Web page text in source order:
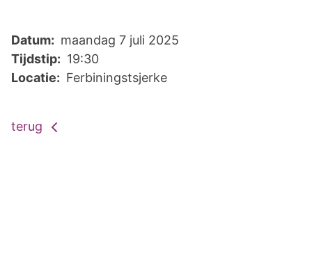
Datum: maandag 7 juli 2025
Tijdstip: 19:30
Locatie: Ferbiningstsjerke
terug